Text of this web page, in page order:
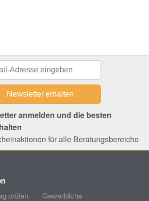
anmelden und die besten
für alle Beratungsbereiche
prüfen
Gewerbliche